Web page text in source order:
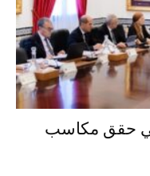
حقق مكاسب